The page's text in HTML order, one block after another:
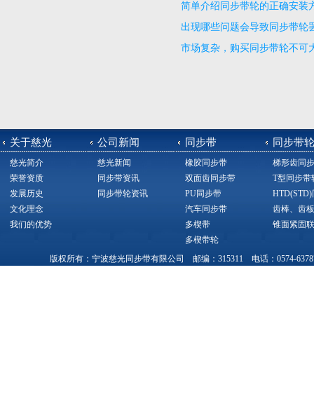
简单介绍同步带轮的正确安装
出现哪些问题会导致同步带轮
市场复杂，购买同步带轮不可
关于慈光
慈光简介
荣誉资质
发展历史
文化理念
我们的优势
公司新闻
慈光新闻
同步带资讯
同步带轮资讯
同步带
橡胶同步带
双面齿同步带
PU同步带
汽车同步带
多楔带
多楔带轮
同步带轮
梯形齿同
T型同步带
齿棒、齿板
锥面紧固
版权所有：宁波慈光同步带有限公司 邮编：315311 电话：0574-